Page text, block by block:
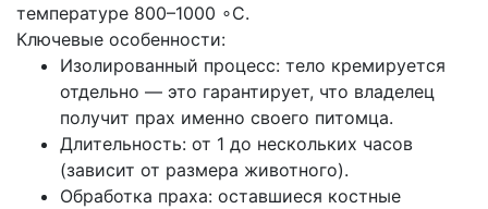
температуре 800–1000 ∘C.
Ключевые особенности:
Изолированный процесс: тело кремируется
отдельно — это гарантирует, что владелец
получит прах именно своего питомца.
Длительность: от 1 до нескольких часов
(зависит от размера животного).
Обработка праха: оставшиеся костные